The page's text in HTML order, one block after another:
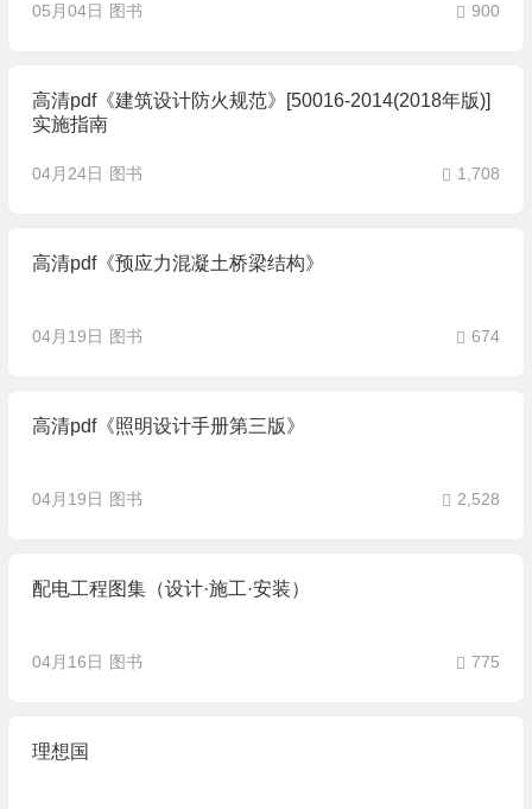
05月04日 图书 900
高清pdf《建筑设计防火规范》[50016-2014(2018年版)]
实施指南
04月24日 图书 1,708
高清pdf《预应力混凝土桥梁结构》
04月19日 图书 674
高清pdf《照明设计手册第三版》
04月19日 图书 2,528
配电工程图集（设计·施工·安装）
04月16日 图书 775
理想国